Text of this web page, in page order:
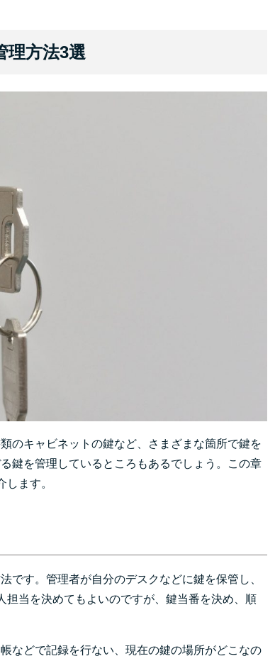
理方法3選
のキャビネットの鍵など、さまざまな箇所で鍵を
鍵を管理しているところもあるでしょう。この章
ます。
です。管理者が自分のデスクなどに鍵を保管し、
当を決めてもよいのですが、鍵当番を決め、順
などで記録を行ない、現在の鍵の場所がどこなの